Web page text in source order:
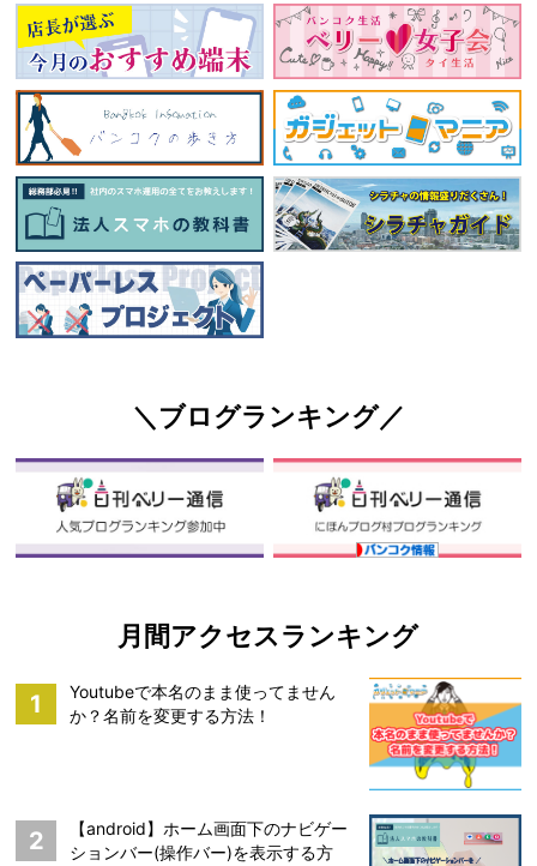
＼ブログランキング／
月間アクセスランキング
1
Youtubeで本名のまま使ってません
か？名前を変更する方法！
2
【android】ホーム画面下のナビゲー
ションバー(操作バー)を表示する方